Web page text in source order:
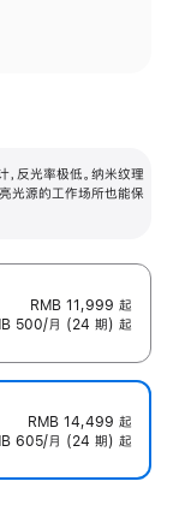
反光率极低。纳米纹理
光源的工作场所也能保
RMB 11,999 起
500/月 (24 期) 起
RMB 14,499 起
605/月 (24 期) 起